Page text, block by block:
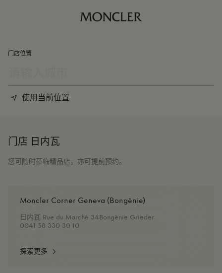
门店位置
使用当前位置
门店 日内瓦
您可随时莅临精品店，亦可提前预约。
Moncler Corner Geneva (Bongénie)
日内瓦 Rue du Marché 34Bongénie Grieder
0041 58 330 30 10
探索更多